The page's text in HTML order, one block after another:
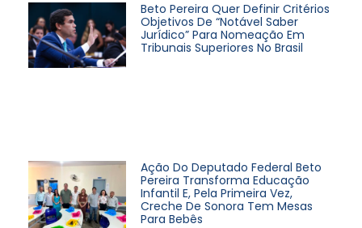
Beto Pereira Quer Definir Critérios
Objetivos De “notável Saber
Jurídico” Para Nomeação Em
Tribunais Superiores No Brasil
Ação Do Deputado Federal Beto
Pereira Transforma Educação
Infantil E, Pela Primeira Vez,
Creche De Sonora Tem Mesas
Para Bebês